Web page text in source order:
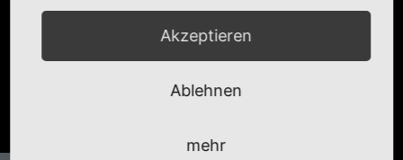
Akzeptieren
Ablehnen
mehr